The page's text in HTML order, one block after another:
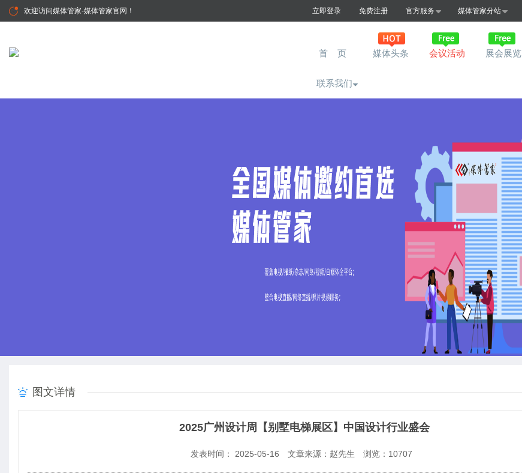
欢迎访问媒体管家-媒体管家官网 ！ 立即登录 免费注册 官方服务 媒体管家分站
首 页 媒体头条 会议活动 展会展览
联系我们
图文详情
2025广州设计周【别墅电梯展区】中国设计行业盛会
发表时间： 2025-05-16 文章来源：赵先生 浏览： 10707